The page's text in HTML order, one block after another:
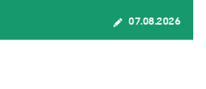
07.08.2026